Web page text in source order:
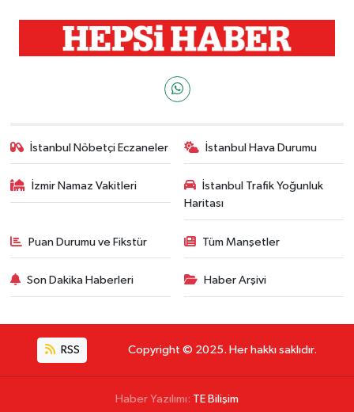
İstanbul Nöbetçi Eczaneler İstanbul Hava Durumu
İzmir Namaz Vakitleri
İstanbul Trafik Yoğunluk
Haritası
Puan Durumu ve Fikstür Tüm Manşetler
Son Dakika Haberleri Haber Arşivi
RSS Copyright © 2025. Her hakkı saklıdır.
Haber Yazılımı: TE Bilişim